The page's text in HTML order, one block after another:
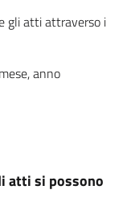
gli atti attraverso i
anno
atti si possono